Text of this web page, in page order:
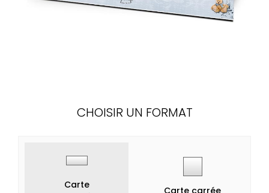
CHOISIR UN FORMAT
Carte
Carte carrée